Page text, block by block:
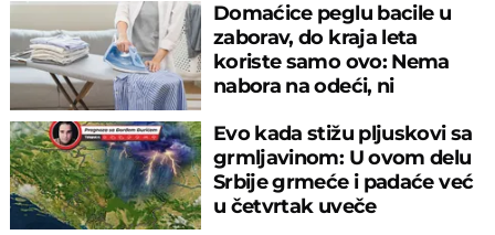
Domaćice peglu bacile u
zaborav, do kraja leta
koriste samo ovo: Nema
nabora na odeći, ni
Evo kada stižu pljuskovi sa
grmljavinom: U ovom delu
Srbije grmeće i padaće već
u četvrtak uveče